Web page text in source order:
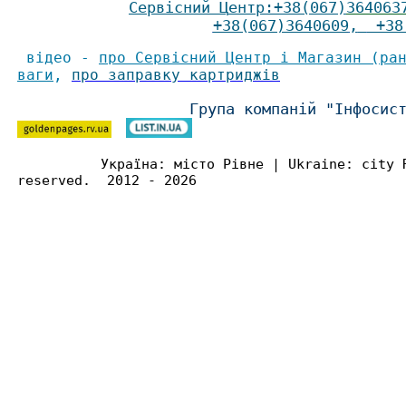
Сервісний Центр :+38(067)
+38(067)3640609 ,
відео - про Сервісний Центр і Магазин
ваги , про заправку картриджів
Група компаній
Україна: місто Рівне | Ukraine:
reserved. 2012 - 2026